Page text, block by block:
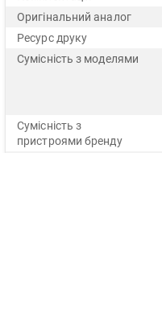
Оригінальний аналог
Ресурс друку
Сумісність з моделями
Сумісність з
пристроями бренду